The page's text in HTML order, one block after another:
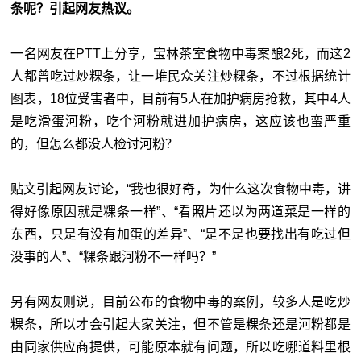
条呢？引起网友热议。
一名网友在PTT上分享，宝林茶室食物中毒案酿2死，而这2
人都曾吃过炒粿条，让一堆民众关注炒粿条，不过根据统计
图表，18位受害者中，目前有5人在加护病房抢救，其中4人
是吃滑蛋河粉，吃个河粉就进加护病房，这应该也蛮严重
的，但怎么都没人检讨河粉？
贴文引起网友讨论，“我也很好奇，为什么这次食物中毒，讲
得好像原因就是粿条一样”、“看照片还以为两道菜是一样的
东西，只是有没有加蛋的差异”、“是不是也要找出有吃过但
没事的人”、“粿条跟河粉不一样吗？”
另有网友则说，目前公布的食物中毒的案例，较多人是吃炒
粿条，所以才会引起大家关注，但不管是粿条还是河粉都是
由同家供应商提供，可能原本就有问题，所以吃哪道料里根